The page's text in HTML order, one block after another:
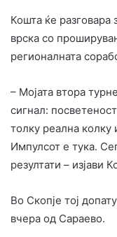
Кошта ќе
врска со
регионалната
– Мојата втора
сигнал:
толку реална
Импулсот е тука.
резултати – изјави
Во Скопје тој
вчера од Сараево.